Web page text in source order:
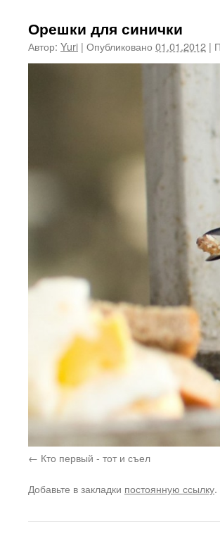
Орешки для синички
Автор: Yuri | Опубликовано 01.01.2012 |
Кто первый - тот и съел
Добавьте в закладки постоянную ссылку.